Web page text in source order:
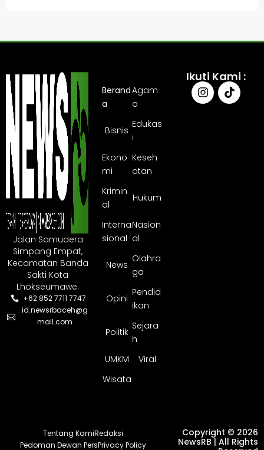
Jalan Samudera
Simpang Empat,
Kecamatan Banda
Sakti Kota
Lhokseumawe.
+62 852 7711 7747
id.newsrbaceh@g
mail.com
Berand
a
Agam
a
Bisnis
Edukas
i
Ekono
mi
Keseh
atan
Krimin
al
Hukum
Interna
sional
Nasion
al
News
Olahra
ga
Opini
Pendid
ikan
Politik
Sejara
h
UMKM
Viral
Wisata
Ikuti Kami :
Tentang KamiRedaksi
Pedoman Dewan PersPrivacy Policy
Copyright © 2026
NewsRB | All Rights